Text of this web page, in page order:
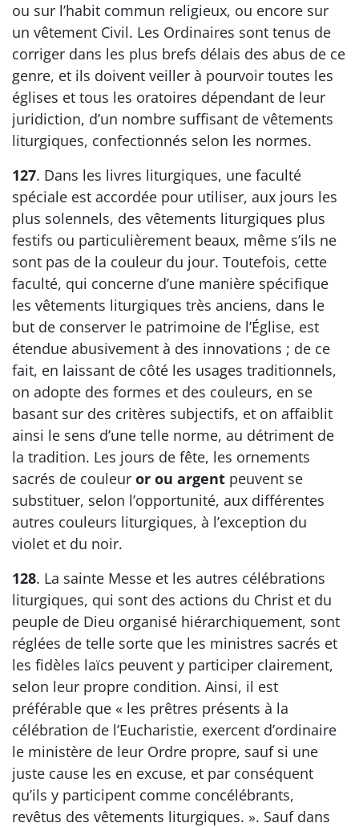
ou sur l’habit commun religieux, ou encore sur
un vêtement Civil. Les Ordinaires sont tenus de
corriger dans les plus brefs délais des abus de ce
genre, et ils doivent veiller à pourvoir toutes les
églises et tous les oratoires dépendant de leur
juridiction, d’un nombre suffisant de vêtements
liturgiques, confectionnés selon les normes.
127. Dans les livres liturgiques, une faculté
spéciale est accordée pour utiliser, aux jours les
plus solennels, des vêtements liturgiques plus
festifs ou particulièrement beaux, même s’ils ne
sont pas de la couleur du jour. Toutefois, cette
faculté, qui concerne d’une manière spécifique
les vêtements liturgiques très anciens, dans le
but de conserver le patrimoine de l’Église, est
étendue abusivement à des innovations ; de ce
fait, en laissant de côté les usages traditionnels,
on adopte des formes et des couleurs, en se
basant sur des critères subjectifs, et on affaiblit
ainsi le sens d’une telle norme, au détriment de
la tradition. Les jours de fête, les ornements
sacrés de couleur or ou argent peuvent se
substituer, selon l’opportunité, aux différentes
autres couleurs liturgiques, à l’exception du
violet et du noir.
128. La sainte Messe et les autres célébrations
liturgiques, qui sont des actions du Christ et du
peuple de Dieu organisé hiérarchiquement, sont
réglées de telle sorte que les ministres sacrés et
les fidèles laïcs peuvent y participer clairement,
selon leur propre condition. Ainsi, il est
préférable que « les prêtres présents à la
célébration de l’Eucharistie, exercent d’ordinaire
le ministère de leur Ordre propre, sauf si une
juste cause les en excuse, et par conséquent
qu’ils y participent comme concélébrants,
revêtus des vêtements liturgiques. ». Sauf dans